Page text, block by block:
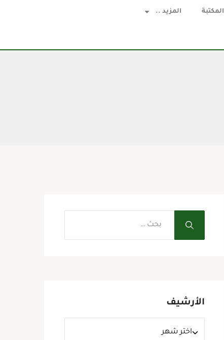
المكتبة المزيد ..
الأرشيف